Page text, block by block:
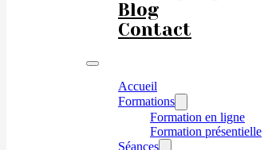
Blog
Contact
Accueil
Formations
Formation en ligne
Formation présentielle
Séances